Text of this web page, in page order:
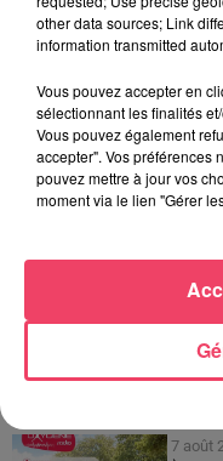
JEUX
C'est
!
Jouez
jour à
FIL INFOS
7 août
other data sources; Link
information transmitted
Vous pouvez accepter en
sélectionnant les finalités
Vous pouvez également
accepter". Vos préférences
pouvez mettre à jour vos
moment via le lien "Gérer